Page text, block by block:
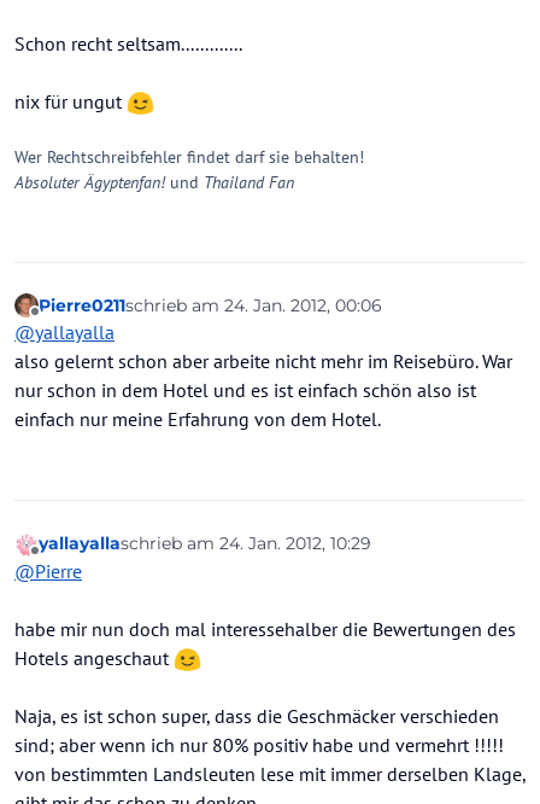
Schon recht seltsam.............
nix für ungut
Wer Rechtschreibfehler findet darf sie behalten!
Absoluter Ägyptenfan!und Thailand Fan
Offline
Pierre0211schrieb am 24. Jan. 2012, 00:06
zuletzt editiert von
@yallayalla
also gelernt schon aber arbeite nicht mehr im Reisebüro. War
nur schon in dem Hotel und es ist einfach schön also ist
einfach nur meine Erfahrung von dem Hotel.
Offline
yallayallaschrieb am 24. Jan. 2012, 10:29
zuletzt editiert von
@Pierre
habe mir nun doch mal interessehalber die Bewertungen des
Hotels angeschaut
Naja, es ist schon super, dass die Geschmäcker verschieden
sind; aber wenn ich nur 80% positiv habe und vermehrt !!!!!
von bestimmten Landsleuten lese mit immer derselben Klage,